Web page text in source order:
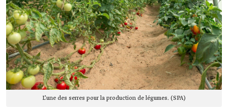
L’une des serres pour la production de légumes. (SPA)